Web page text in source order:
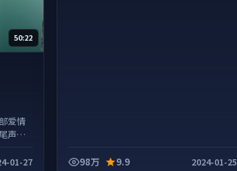
50:22
爱情
声常
01-27 98万 9.9 2024-01-25